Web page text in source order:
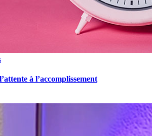
à l’accomplissement